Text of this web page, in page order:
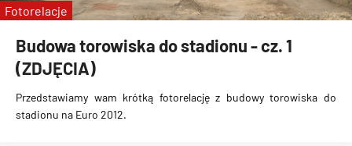
Budowa torowiska do stadionu - cz. 1
(ZDJĘCIA)
Przedstawiamy wam krótką fotorelację z budowy torowiska do
stadionu na Euro 2012.
Fotorelacje